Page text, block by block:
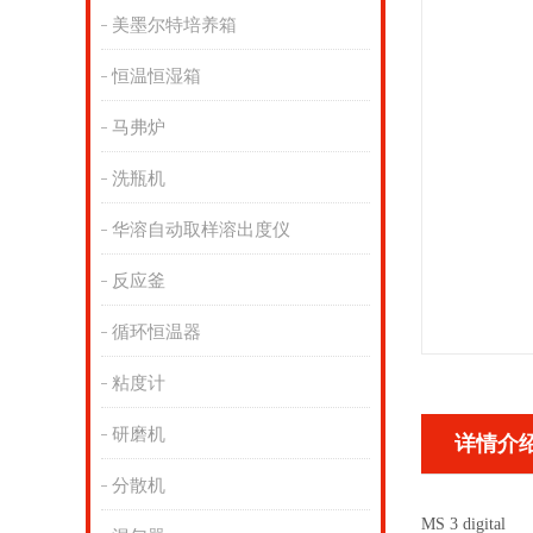
美墨尔特培养箱
恒温恒湿箱
马弗炉
洗瓶机
华溶自动取样溶出度仪
反应釜
循环恒温器
粘度计
研磨机
分散机
详情介
MS 3 digital